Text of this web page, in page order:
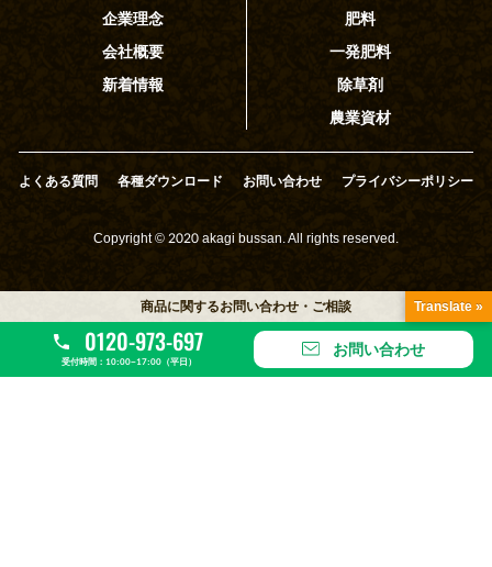
企業理念
会社概要
新着情報
肥料
一発肥料
除草剤
農業資材
よくある質問 各種ダウンロード お問い合わせ プライバシーポリシー
Copyright © 2020 akagi bussan. All rights reserved.
商品に関するお問い合わせ・ご相談
0120-973-697
受付時間：10:00~17:00（平日）
お問い合わせ
Translate »